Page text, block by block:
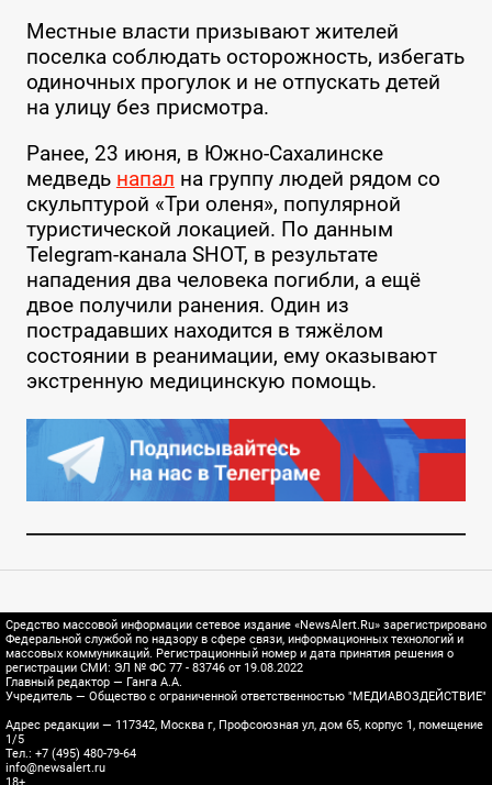
Местные власти призывают жителей
поселка соблюдать осторожность, избегать
одиночных прогулок и не отпускать детей
на улицу без присмотра.
Ранее, 23 июня, в Южно-Сахалинске
медведь напал на группу людей рядом со
скульптурой «Три оленя», популярной
туристической локацией. По данным
Telegram-канала SHOT, в результате
нападения два человека погибли, а ещё
двое получили ранения. Один из
пострадавших находится в тяжёлом
состоянии в реанимации, ему оказывают
экстренную медицинскую помощь.
Средство массовой информации сетевое издание «NewsAlert.Ru» зарегистрировано
Федеральной службой по надзору в сфере связи, информационных технологий и
массовых коммуникаций. Регистрационный номер и дата принятия решения о
регистрации СМИ: ЭЛ № ФС 77 - 83746 от 19.08.2022
Главный редактор — Ганга А.А.
Учредитель — Общество с ограниченной ответственностью "МЕДИАВОЗДЕЙСТВИЕ"
Адрес редакции — 117342, Москва г, Профсоюзная ул, дом 65, корпус 1, помещение
1/5
Тел.: +7 (495) 480-79-64
info@newsalert.ru